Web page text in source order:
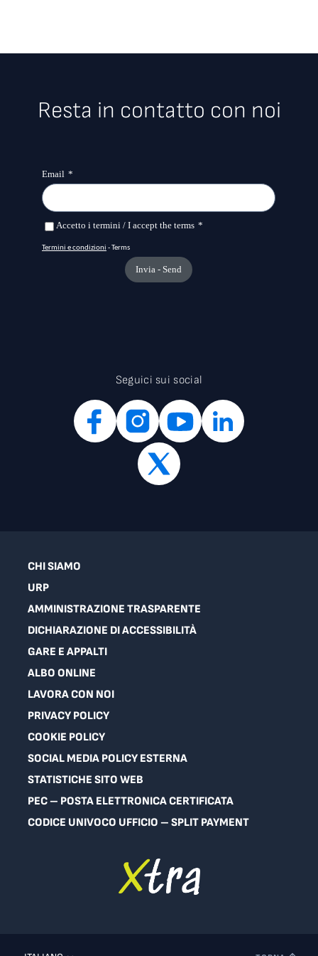
Resta in contatto con noi
Seguici sui social
CHI SIAMO
URP
AMMINISTRAZIONE TRASPARENTE
DICHIARAZIONE DI ACCESSIBILITÀ
GARE E APPALTI
ALBO ONLINE
LAVORA CON NOI
PRIVACY POLICY
COOKIE POLICY
SOCIAL MEDIA POLICY ESTERNA
STATISTICHE SITO WEB
PEC – POSTA ELETTRONICA CERTIFICATA
CODICE UNIVOCO UFFICIO – SPLIT PAYMENT